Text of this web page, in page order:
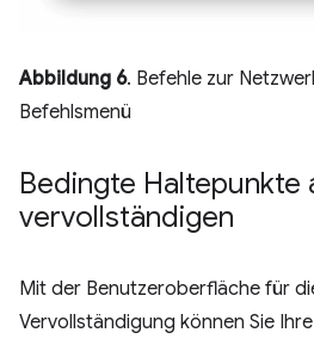
Abbildung 6. Befehle zur
Befehlsmenü
Bedingte Haltepunkte
vervollständigen
Mit der Benutzeroberfläche für
Vervollständigung können Sie